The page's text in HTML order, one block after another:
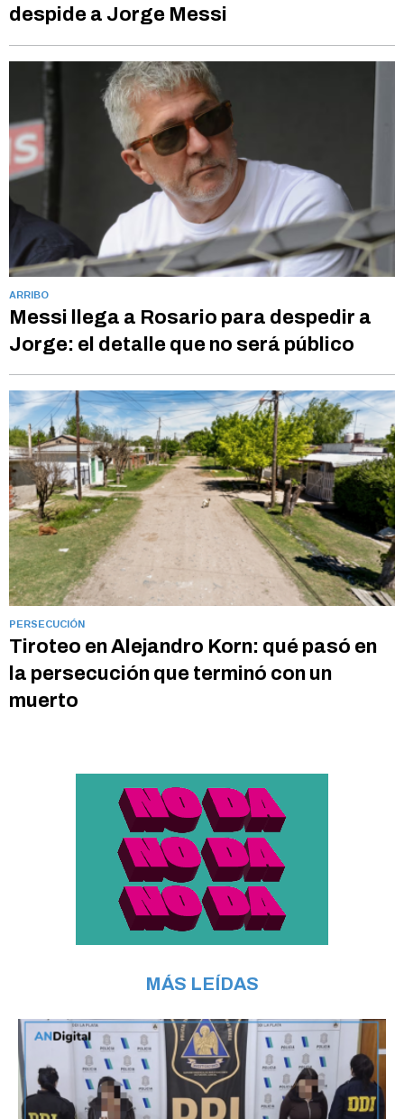
despide a Jorge Messi
ARRIBO
Messi llega a Rosario para despedir a
Jorge: el detalle que no será público
PERSECUCIÓN
Tiroteo en Alejandro Korn: qué pasó en
la persecución que terminó con un
muerto
MÁS LEÍDAS